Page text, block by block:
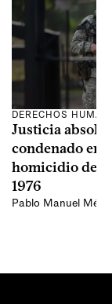
DERECHOS
Justicia
condenado en
homicidio de
1976
Pablo Manuel